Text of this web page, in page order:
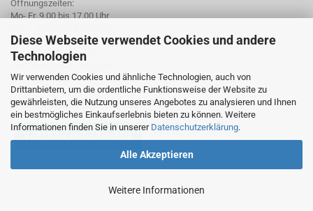
Diese Webseite verwendet Cookies und andere
Technologien
Wir verwenden Cookies und ähnliche Technologien, auch von
Drittanbietern, um die ordentliche Funktionsweise der Website zu
gewährleisten, die Nutzung unseres Angebotes zu analysieren und Ihnen
ein bestmögliches Einkaufserlebnis bieten zu können. Weitere
Informationen finden Sie in unserer Datenschutzerklärung.
Alle Akzeptieren
Weitere Informationen
Öffnungszeiten:
Mo- Fr. 9.00 bis 17.00 Uhr
Tel. +49 2137 959974
mail: info@wsc-neuss.de
www.wsc-neuss.de
Für unseren Newsletter anmelden